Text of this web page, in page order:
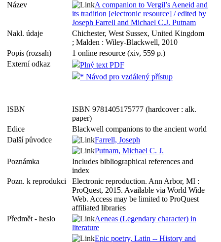
Název
A companion to Vergil’s Aeneid and
its tradition [electronic resource] / edited by
Joseph Farrell and Michael C.J. Putnam
Nakl. údaje
Chichester, West Sussex, United Kingdom
; Malden : Wiley-Blackwell, 2010
Popis (rozsah)
1 online resource (xiv, 559 p.)
Externí odkaz
Plný text PDF
* Návod pro vzdálený přístup
ISBN
ISBN 9781405175777 (hardcover : alk.
paper)
Edice
Blackwell companions to the ancient world
Další původce
Farrell, Joseph
Putnam, Michael C. J.
Poznámka
Includes bibliographical references and
index
Pozn. k reprodukci
Electronic reproduction. Ann Arbor, MI :
ProQuest, 2015. Available via World Wide
Web. Access may be limited to ProQuest
affiliated libraries
Předmět - heslo
Aeneas (Legendary character) in
literature
Epic poetry, Latin -- History and